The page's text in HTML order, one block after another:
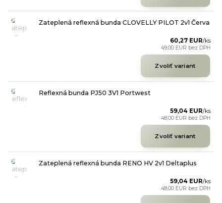
Zateplená reflexná bunda CLOVELLY PILOT 2v1 Červa
60,27 EUR/ks
49,00 EUR bez DPH
Zvoliť variant
Reflexná bunda PJ50 3V1 Portwest
59,04 EUR/ks
48,00 EUR bez DPH
Zvoliť variant
Zateplená reflexná bunda RENO HV 2v1 Deltaplus
59,04 EUR/ks
48,00 EUR bez DPH